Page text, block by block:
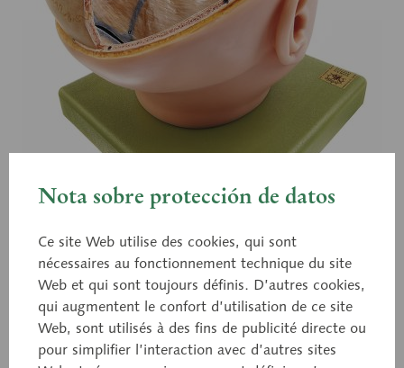
Nota sobre protección de datos
Ce site Web utilise des cookies, qui sont
nécessaires au fonctionnement technique du site
Web et qui sont toujours définis. D’autres cookies,
qui augmentent le confort d’utilisation de ce site
Web, sont utilisés à des fins de publicité directe ou
pour simplifier l’interaction avec d’autres sites